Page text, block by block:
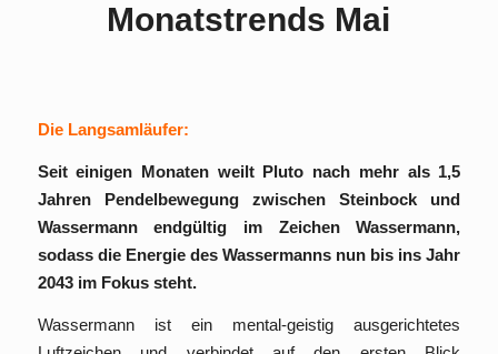
Monatstrends Mai
Die Langsamläufer:
Seit einigen Monaten weilt Pluto nach mehr als 1,5
Jahren Pendelbewegung zwischen Steinbock und
Wassermann endgültig im Zeichen Wassermann,
sodass die Energie des Wassermanns nun bis ins Jahr
2043 im Fokus steht.
Wassermann ist ein mental-geistig ausgerichtetes